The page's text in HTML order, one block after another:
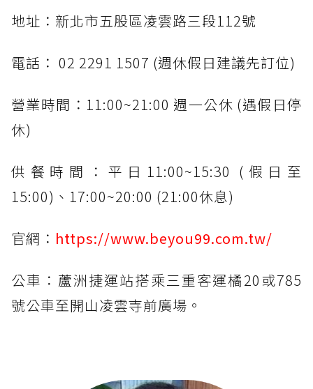
地址：新北市五股區凌雲路三段112號
電話： 02 2291 1507 (週休假日建議先訂位)
營業時間：11:00~21:00 週一公休 (遇假日停
休)
供餐時間：平日11:00~15:30 (假日至
15:00)、17:00~20:00 (21:00休息)
官網： https://www.beyou99.com.tw/
公車：蘆洲捷運站搭乘三重客運橘20或785
號公車至開山凌雲寺前廣場。